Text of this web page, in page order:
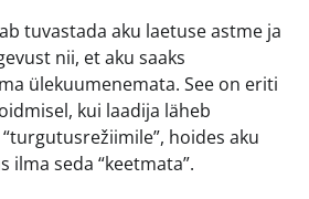
tuvastada aku laetuse astme ja
nii, et aku saaks
ülekuumenemata. See on eriti
kui laadija läheb
hoides aku
ilma seda “keetmata”.